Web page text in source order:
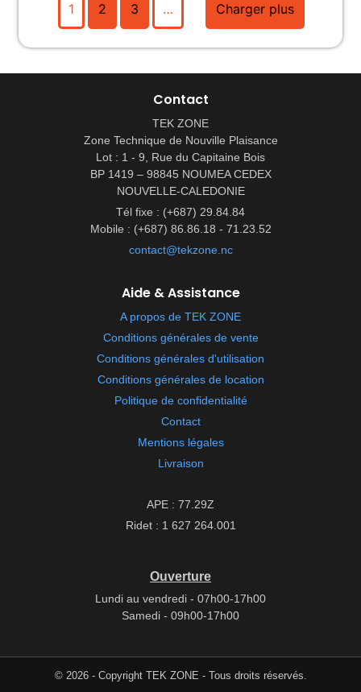
1 2 3 … Charger plus
Contact
TEK ZONE
Zone Technique de Nouville Plaisance
Lot : 1 - 9, Rue du Capitaine Bois
BP 1419 – 98845 NOUMEA CEDEX
NOUVELLE-CALEDONIE
Tél fixe : (+687) 29.84.84
Mobile : (+687) 86.86.18 - 71.23.52
contact@tekzone.nc
Aide & Assistance
A propos de TEK ZONE
Conditions générales de vente
Conditions générales d'utilisation
Conditions générales de location
Politique de confidentialité
Contact
Mentions légales
Livraison
APE : 77.29Z
Ridet : 1 627 264.001
Ouverture
Lundi au vendredi - 07h00-17h00
Samedi - 09h00-17h00
© 2026 - Copyright TEK ZONE - Tous droits réservés.